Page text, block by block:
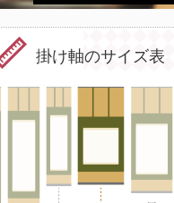
掛け軸のサイズ表